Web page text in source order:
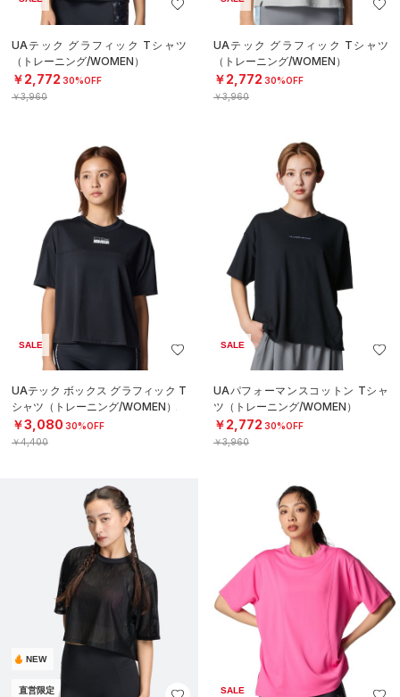
UAテック グラフィック Tシャツ
（トレーニング/WOMEN）
￥2,772 30%OFF
￥3,960
UAテック グラフィック Tシャツ
（トレーニング/WOMEN）
￥2,772 30%OFF
￥3,960
SALE
UAテック ボックス グラフィック T
シャツ（トレーニング/WOMEN）
￥3,080 30%OFF
￥4,400
SALE
UAパフォーマンスコットン Tシャ
ツ（トレーニング/WOMEN）
￥2,772 30%OFF
￥3,960
NEW
直営限定 SALE